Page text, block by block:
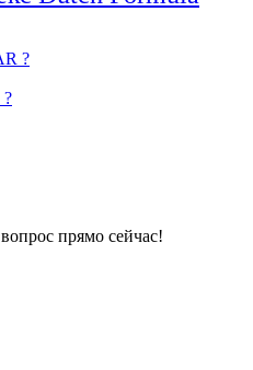
?
прямо сейчас!